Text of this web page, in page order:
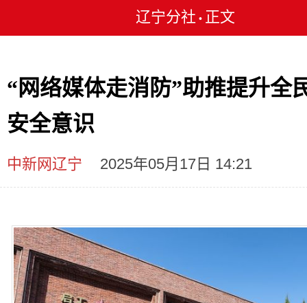
辽宁分社 • 正文
“网络媒体走消防”助推提升全
安全意识
中新网辽宁 2025年05月17日 14:21